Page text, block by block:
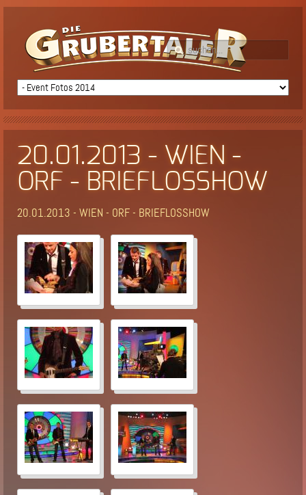
20.01.2013 - WIEN -
ORF - BRIEFLOSSHOW
20.01.2013 - WIEN - ORF - BRIEFLOSSHOW